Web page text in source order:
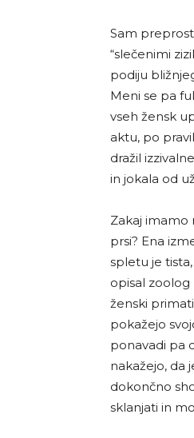
Sam
“slečenimi
podiju
Meni se pa
vseh žensk
aktu, po
dražil
in jokala od
Zakaj imamo
prsi? Ena
spletu je
opisal
ženski
pokažejo
ponavadi pa
nakažejo, da
dokončno
sklanjati in